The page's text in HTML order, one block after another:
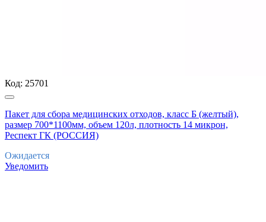
Код: 25701
Пакет для сбора медицинских отходов, класс Б (желтый),
размер 700*1100мм, объем 120л, плотность 14 микрон,
Респект ГК (РОССИЯ)
Ожидается
Уведомить